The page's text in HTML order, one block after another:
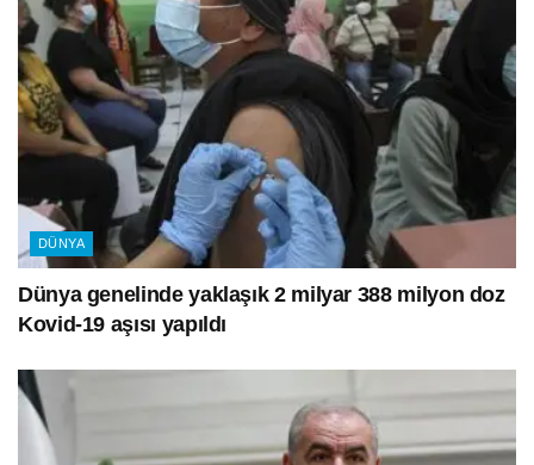
DÜNYA
Dünya genelinde yaklaşık 2 milyar 388 milyon doz
Kovid-19 aşısı yapıldı